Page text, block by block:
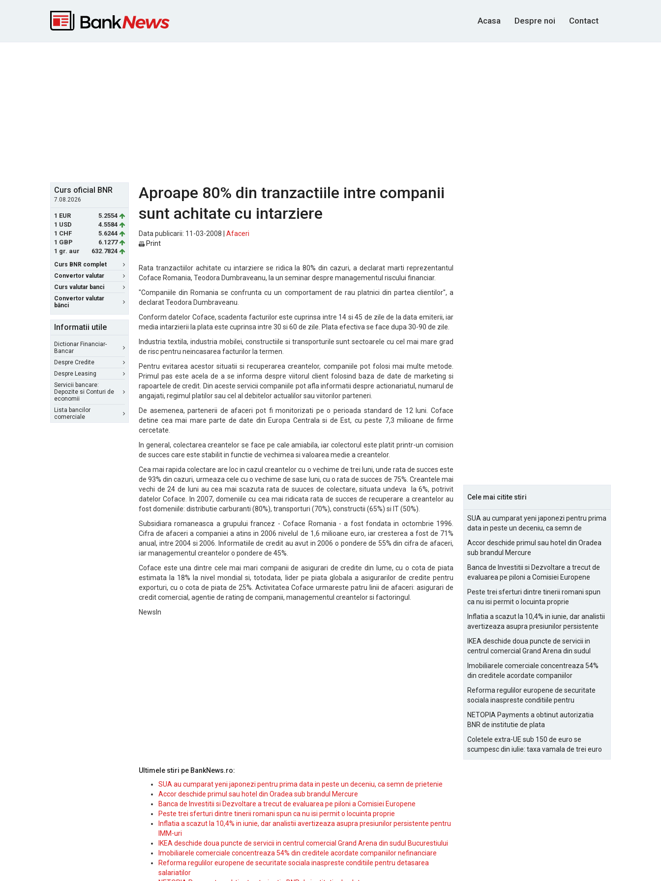
Acasa Despre noi Contact
Curs oficial BNR
7.08.2026
1 EUR
5.2554
1 USD
4.5584
1 CHF
5.6244
1 GBP
6.1277
1 gr. aur
632.7824
Curs BNR complet
Convertor valutar
Curs valutar banci
Convertor valutar
bănci
Informatii utile
Dictionar Financiar-
Bancar
Despre Credite
Despre Leasing
Servicii bancare:
Depozite si Conturi de
economii
Lista bancilor
comerciale
Aproape 80% din tranzactiile intre companii
sunt achitate cu intarziere
Data publicarii: 11-03-2008 | Afaceri
Print
Rata tranzactiilor achitate cu intarziere se ridica la 80% din cazuri, a declarat marti reprezentantul
Coface Romania, Teodora Dumbraveanu, la un seminar despre managementul riscului financiar.
"Companiile din Romania se confrunta cu un comportament de rau platnici din partea clientilor", a
declarat Teodora Dumbraveanu.
Conform datelor Coface, scadenta facturilor este cuprinsa intre 14 si 45 de zile de la data emiterii, iar
media intarzierii la plata este cuprinsa intre 30 si 60 de zile. Plata efectiva se face dupa 30-90 de zile.
Industria textila, industria mobilei, constructiile si transporturile sunt sectoarele cu cel mai mare grad
de risc pentru neincasarea facturilor la termen.
Pentru evitarea acestor situatii si recuperarea creantelor, companiile pot folosi mai multe metode.
Primul pas este acela de a se informa despre viitorul client folosind baza de date de marketing si
rapoartele de credit. Din aceste servicii companiile pot afla informatii despre actionariatul, numarul de
angajati, regimul platilor sau cel al debitelor actualilor sau viitorilor parteneri.
De asemenea, partenerii de afaceri pot fi monitorizati pe o perioada standard de 12 luni. Coface
detine cea mai mare parte de date din Europa Centrala si de Est, cu peste 7,3 milioane de firme
cercetate.
In general, colectarea creantelor se face pe cale amiabila, iar colectorul este platit printr-un comision
de succes care este stabilit in functie de vechimea si valoarea medie a creantelor.
Cea mai rapida colectare are loc in cazul creantelor cu o vechime de trei luni, unde rata de succes este
de 93% din cazuri, urmeaza cele cu o vechime de sase luni, cu o rata de succes de 75%. Creantele mai
vechi de 24 de luni au cea mai scazuta rata de suuces de colectare, situata undeva la 6%, potrivit
datelor Coface. In 2007, domeniile cu cea mai ridicata rata de succes de recuperare a creantelor au
fost domeniile: distributie carburanti (80%), transporturi (70%), constructii (65%) si IT (50%).
Subsidiara romaneasca a grupului francez - Coface Romania - a fost fondata in octombrie 1996.
Cifra de afaceri a companiei a atins in 2006 nivelul de 1,6 milioane euro, iar cresterea a fost de 71%
anual, intre 2004 si 2006. Informatiile de credit au avut in 2006 o pondere de 55% din cifra de afaceri,
iar managementul creantelor o pondere de 45%.
Coface este una dintre cele mai mari companii de asigurari de credite din lume, cu o cota de piata
estimata la 18% la nivel mondial si, totodata, lider pe piata globala a asigurarilor de credite pentru
exporturi, cu o cota de piata de 25%. Activitatea Coface urmareste patru linii de afaceri: asigurari de
credit comercial, agentie de rating de companii, managementul creantelor si factoringul.
NewsIn
Ultimele stiri pe BankNews.ro:
SUA au cumparat yeni japonezi pentru prima data in peste un deceniu, ca semn de prietenie
Accor deschide primul sau hotel din Oradea sub brandul Mercure
Banca de Investitii si Dezvoltare a trecut de evaluarea pe piloni a Comisiei Europene
Peste trei sferturi dintre tinerii romani spun ca nu isi permit o locuinta proprie
Inflatia a scazut la 10,4% in iunie, dar analistii avertizeaza asupra presiunilor persistente pentru
IMM-uri
IKEA deschide doua puncte de servicii in centrul comercial Grand Arena din sudul Bucurestiului
Imobiliarele comerciale concentreaza 54% din creditele acordate companiilor nefinanciare
Reforma regulilor europene de securitate sociala inaspreste conditiile pentru detasarea
salariatilor
Cele mai citite stiri
SUA au cumparat yeni japonezi pentru prima
data in peste un deceniu, ca semn de
Accor deschide primul sau hotel din Oradea
sub brandul Mercure
Banca de Investitii si Dezvoltare a trecut de
evaluarea pe piloni a Comisiei Europene
Peste trei sferturi dintre tinerii romani spun
ca nu isi permit o locuinta proprie
Inflatia a scazut la 10,4% in iunie, dar analistii
avertizeaza asupra presiunilor persistente
IKEA deschide doua puncte de servicii in
centrul comercial Grand Arena din sudul
Imobiliarele comerciale concentreaza 54%
din creditele acordate companiilor
Reforma regulilor europene de securitate
sociala inaspreste conditiile pentru
NETOPIA Payments a obtinut autorizatia
BNR de institutie de plata
Coletele extra-UE sub 150 de euro se
scumpesc din iulie: taxa vamala de trei euro
pe articol, adaugata la taxa logistica